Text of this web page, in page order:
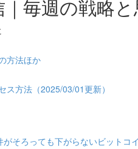
毎週の戦略
方法ほか
ス方法（2025/03/01更新）
そろっても下がらないビットコ